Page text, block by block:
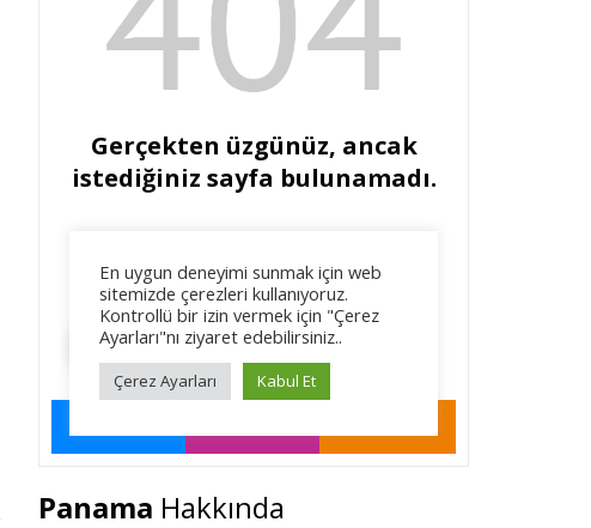
Panama Hakkında